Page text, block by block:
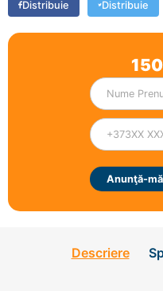
Distribuie Distribuie
Anunţă-
Descriere